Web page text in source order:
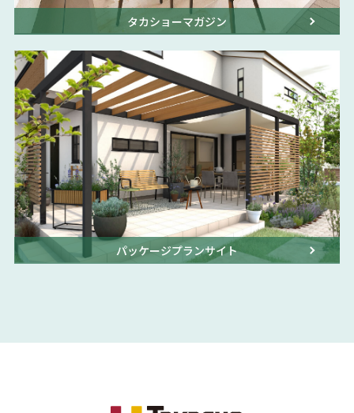
タカショーマガジン
パッケージプランサイト